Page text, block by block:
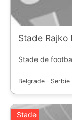
Stade Rajko
Stade de
Belgrade - Serbie
Stade